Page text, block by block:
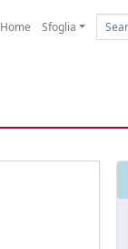
Home Sfoglia